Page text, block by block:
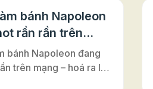
bánh Napoleon
rần rần trên
bánh Napoleon đang
trên mạng – hoá ra lại